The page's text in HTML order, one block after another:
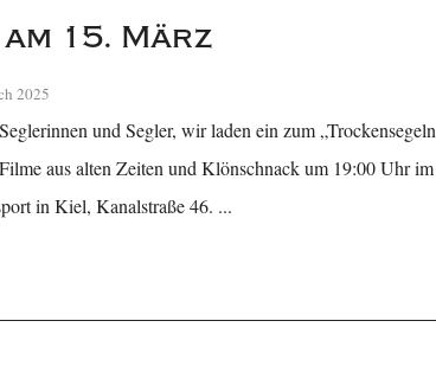
15. März
2025
und Segler, wir laden ein zum
aus alten Zeiten und Klönschnack um 19:00 Uhr
in Kiel, Kanalstraße 46. ...